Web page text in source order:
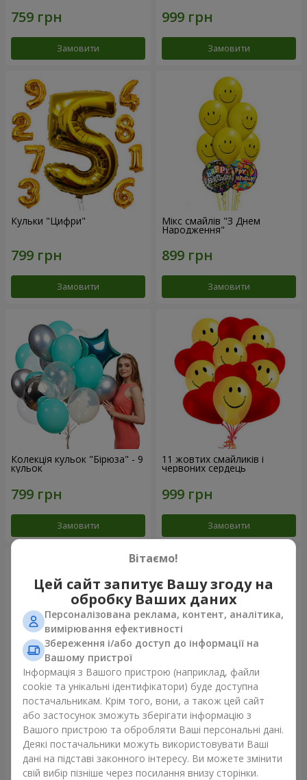
Замовити Замовити
Кульки "Цифри"
Замовити
Мікс смайлів "З Днем
Народження"
Замовити
Колекція кульок "Бірюза" - 9
кульок
Замовити
11 жовтих смайликів і
червоних сердець
Замовити
Фонтан куль "Небо"
Замовити
Фонтан куль "Рожеве
золото"
Замовити
Вітаємо!
Цей сайт запитує Вашу згоду на
обробку Ваших даних
Персоналізована реклама, контент, аналітика,
вимірювання ефективності
Збереження і/або доступ до інформації на
Вашому пристрої
Інформація з Вашого пристрою (наприклад, файли
cookie та унікальні ідентифікатори) буде доступна
постачальникам. Крім того, вони, а також цей сайт
або застосунок зможуть зберігати інформацію з
Вашого пристрою та обробляти Ваші персональні дані.
Деякі постачальники можуть використовувати Ваші
дані на підставі законного інтересу. Ви можете змінити
свій вибір пізніше через посилання внизу сторінки.